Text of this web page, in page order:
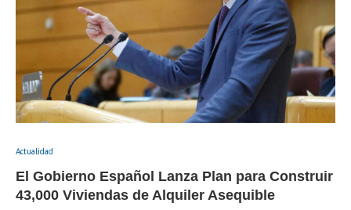
Actualidad
El Gobierno Español Lanza Plan para Construir
43,000 Viviendas de Alquiler Asequible